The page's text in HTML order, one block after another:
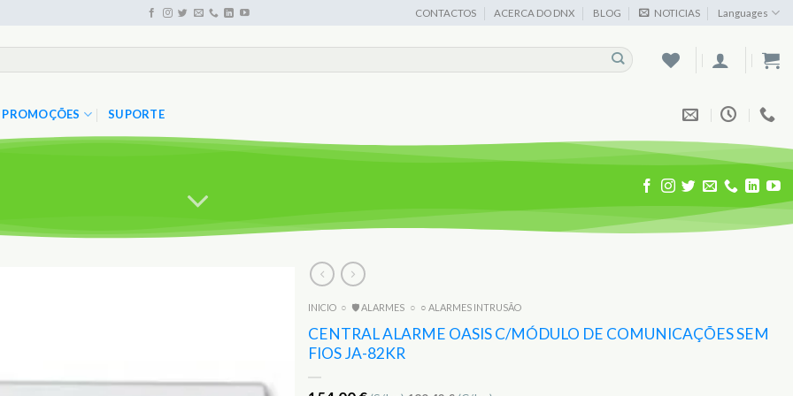
CONTACTOS ACERCA DO DNX BLOG NOTICIAS Languages
PROMOÇÕES SUPORTE
INICIO ○ 🛡️ ALARMES ○ ○ ALARMES INTRUSÃO
CENTRAL ALARME OASIS C/MÓDULO DE COMUNICAÇÕES SEM
FIOS JA-82KR